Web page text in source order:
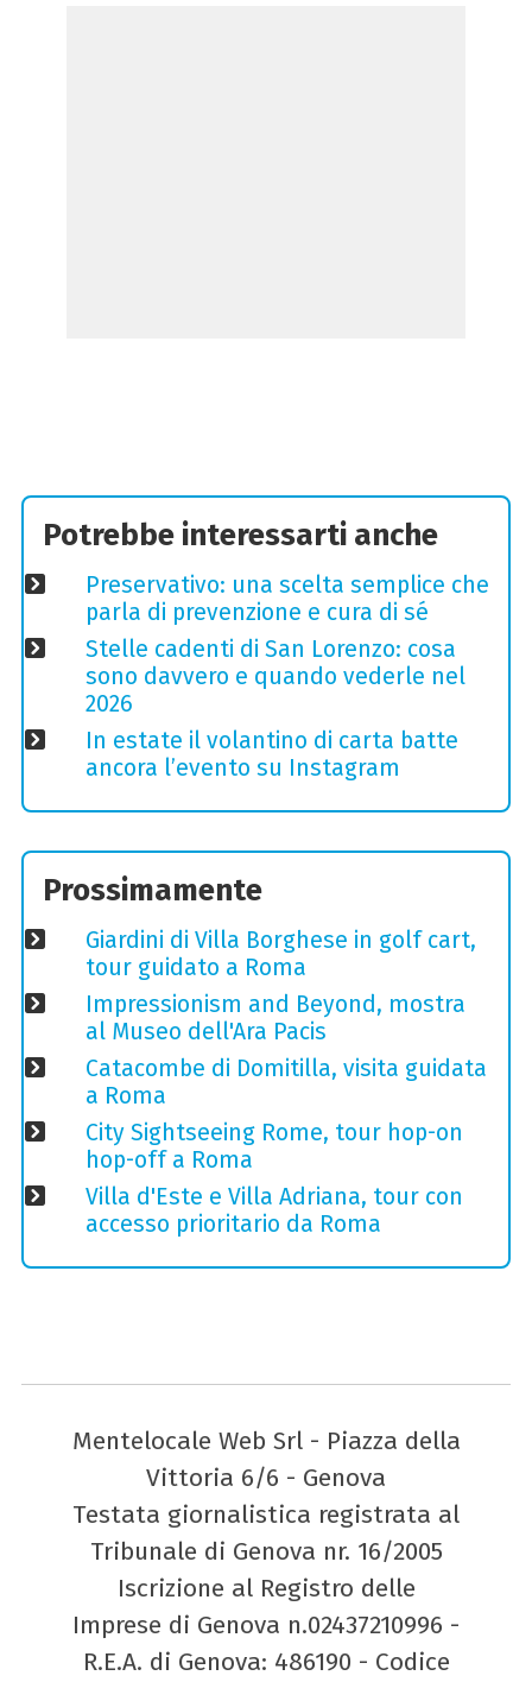
Potrebbe interessarti anche
Preservativo: una scelta semplice che
parla di prevenzione e cura di sé
Stelle cadenti di San Lorenzo: cosa
sono davvero e quando vederle nel
2026
In estate il volantino di carta batte
ancora l’evento su Instagram
Prossimamente
Giardini di Villa Borghese in golf cart,
tour guidato a Roma
Impressionism and Beyond, mostra
al Museo dell'Ara Pacis
Catacombe di Domitilla, visita guidata
a Roma
City Sightseeing Rome, tour hop-on
hop-off a Roma
Villa d'Este e Villa Adriana, tour con
accesso prioritario da Roma
Mentelocale Web Srl - Piazza della
Vittoria 6/6 - Genova
Testata giornalistica registrata al
Tribunale di Genova nr. 16/2005
Iscrizione al Registro delle
Imprese di Genova n.02437210996 -
R.E.A. di Genova: 486190 - Codice